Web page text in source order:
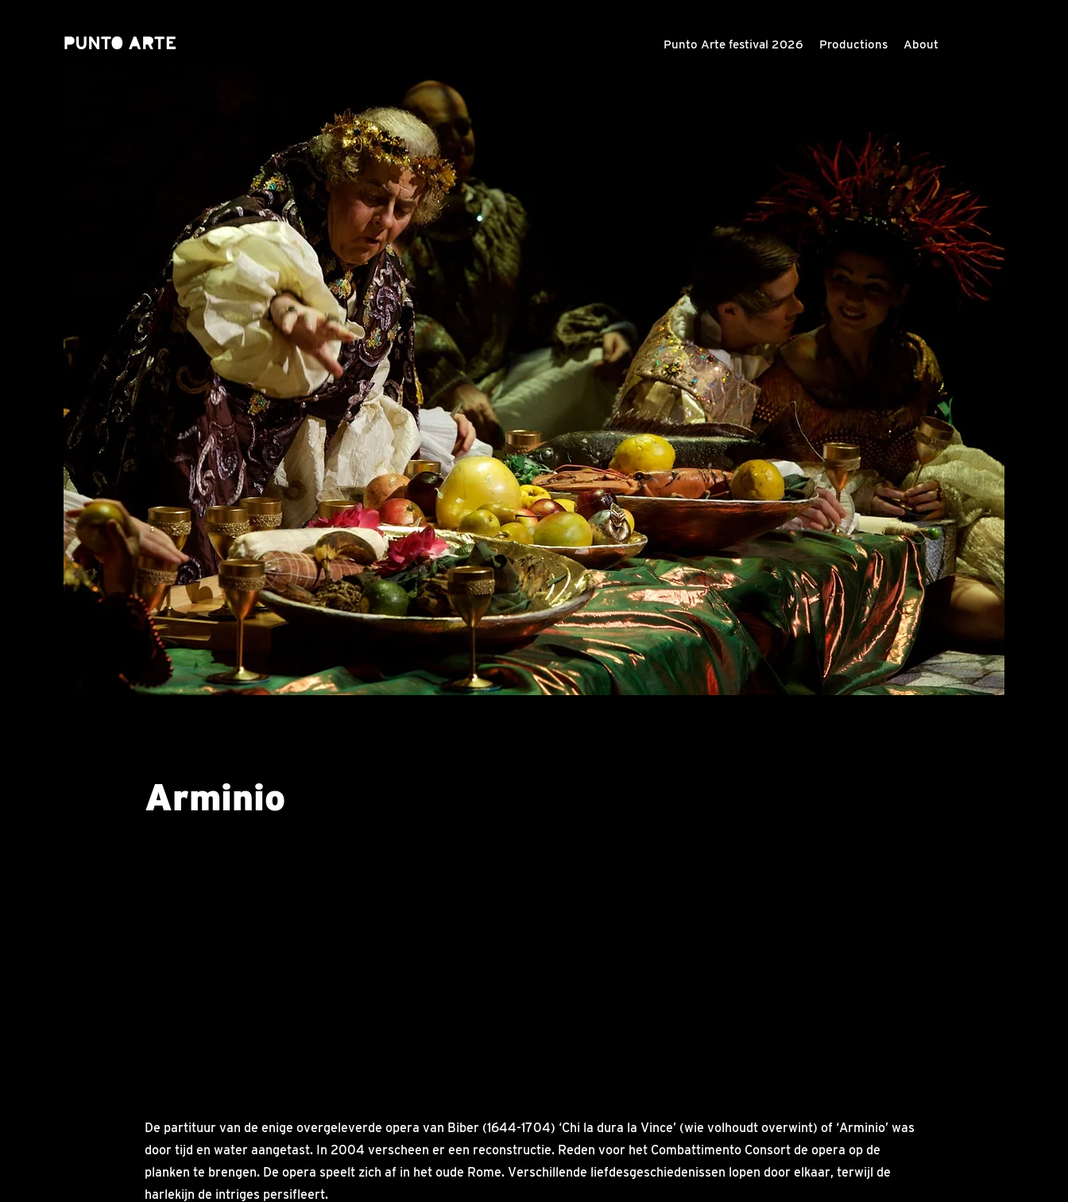
Punto Arte festival 2026 Productions About
Arminio
De partituur van de enige overgeleverde opera van Biber (1644-1704) ‘Chi la dura la Vince’ (wie volhoudt overwint) of ‘Arminio’ was
door tijd en water aangetast. In 2004 verscheen er een reconstructie. Reden voor het Combattimento Consort de opera op de
planken te brengen. De opera speelt zich af in het oude Rome. Verschillende liefdesgeschiedenissen lopen door elkaar, terwijl de
harlekijn de intriges persifleert.